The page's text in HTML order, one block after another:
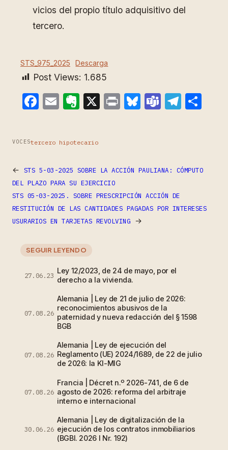
vicios del propio título adquisitivo del
tercero.
STS_975_2025 Descarga
Post Views: 1.685
Facebook
EmailEvernote
X PrintBluesky
Teams
VOCEStercero hipotecario
←
STS 5-03-2025 SOBRE LA ACCIÓN PAULIANA: CÓMPUTO
DEL PLAZO PARA SU EJERCICIO
STS 05-03-2025. SOBRE PRESCRIPCIÓN ACCIÓN DE
RESTITUCIÓN DE LAS CANTIDADES PAGADAS POR INTERESES
USURARIOS EN TARJETAS REVOLVING
→
SEGUIR LEYENDO
27.06.23
Ley 12/2023, de 24 de mayo, por el
derecho a la vivienda.
07.08.26
Alemania | Ley de 21 de julio de 2026:
reconocimientos abusivos de la
paternidad y nueva redacción del § 1598
BGB
07.08.26
Alemania | Ley de ejecución del
Reglamento (UE) 2024/1689, de 22 de julio
de 2026: la KI-MIG
07.08.26
Francia | Décret n.º 2026-741, de 6 de
agosto de 2026: reforma del arbitraje
interno e internacional
30.06.26
Alemania | Ley de digitalización de la
ejecución de los contratos inmobiliarios
(BGBl. 2026 I Nr. 192)